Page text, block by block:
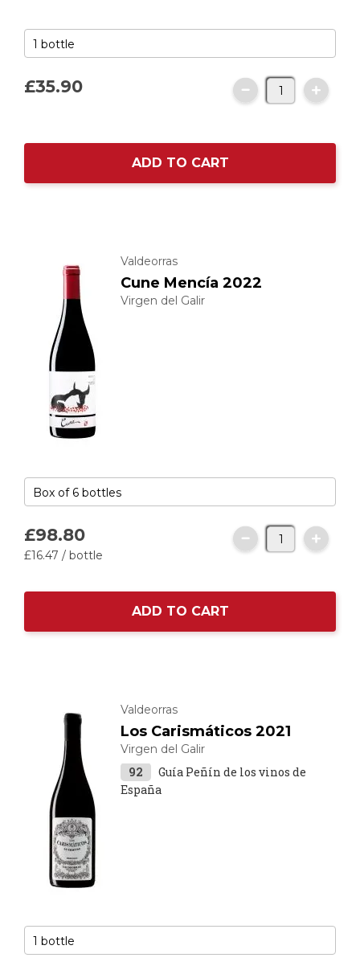
£35.90
ADD TO CART
Valdeorras
Cune Mencía 2022
Virgen del Galir
£98.80
£16.47 / bottle
ADD TO CART
Valdeorras
Los Carismáticos 2021
Virgen del Galir
92
Guía Peñín de los vinos de
España